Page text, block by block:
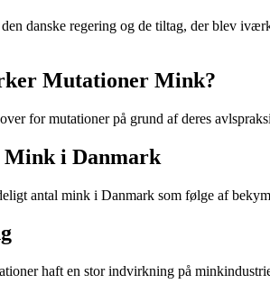
danske regering og de tiltag, der blev
Mutationer Mink?
for mutationer på grund af deres
Mink i Danmark
antal mink i Danmark som følge af
haft en stor indvirkning på